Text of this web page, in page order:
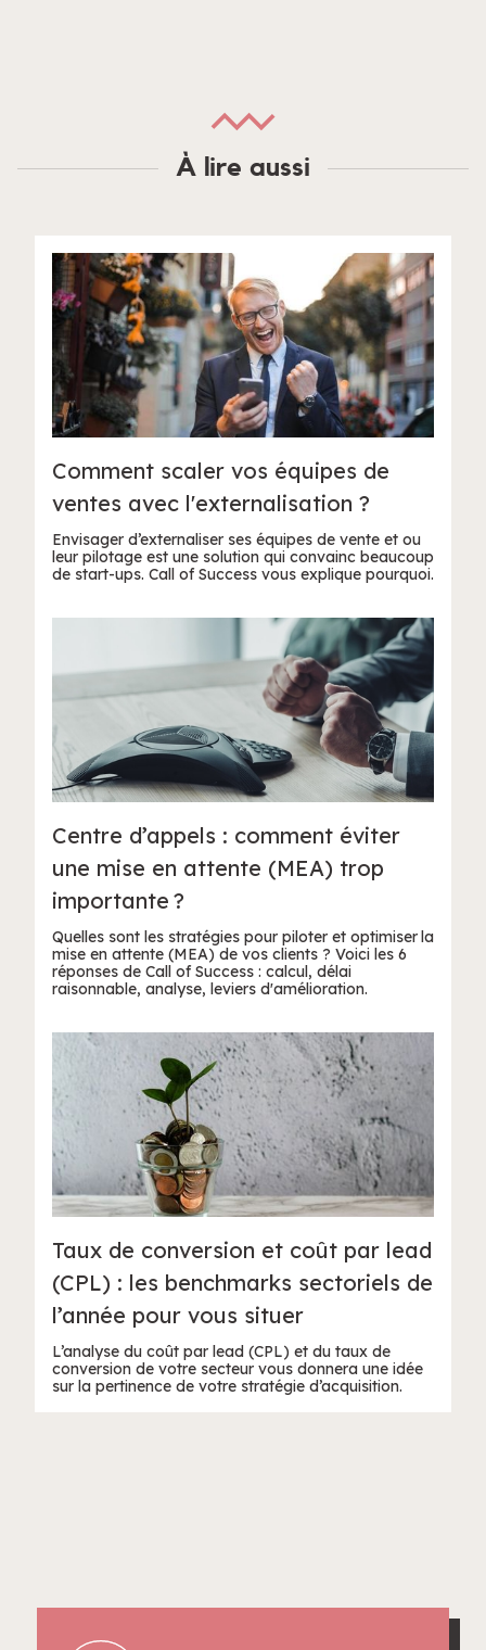
À lire aussi
Comment scaler vos équipes de
ventes avec l'externalisation ?
Envisager d’externaliser ses équipes de vente et ou
leur pilotage est une solution qui convainc beaucoup
de start-ups. Call of Success vous explique pourquoi.
Centre d’appels : comment éviter
une mise en attente (MEA) trop
importante ?
Quelles sont les stratégies pour piloter et optimiser la
mise en attente (MEA) de vos clients ? Voici les 6
réponses de Call of Success : calcul, délai
raisonnable, analyse, leviers d'amélioration.
Taux de conversion et coût par lead
(CPL) : les benchmarks sectoriels de
l’année pour vous situer
L’analyse du coût par lead (CPL) et du taux de
conversion de votre secteur vous donnera une idée
sur la pertinence de votre stratégie d’acquisition.